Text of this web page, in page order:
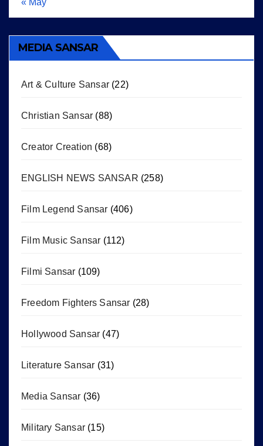
« May
MEDIA SANSAR
Art & Culture Sansar (22)
Christian Sansar (88)
Creator Creation (68)
ENGLISH NEWS SANSAR (258)
Film Legend Sansar (406)
Film Music Sansar (112)
Filmi Sansar (109)
Freedom Fighters Sansar (28)
Hollywood Sansar (47)
Literature Sansar (31)
Media Sansar (36)
Military Sansar (15)